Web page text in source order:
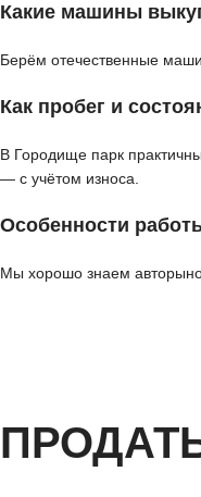
Какие машины
Берём отечественные
Как пробег и
В Городище парк
— с учётом износа.
Особенности
Мы хорошо знаем